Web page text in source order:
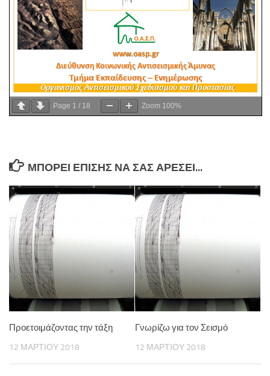
Page 1 / 18 Zoom 100%
ΜΠΟΡΕΊ ΕΠΊΣΗΣ ΝΑ ΣΑΣ ΑΡΈΣΕΙ...
Προετοιμάζοντας την τάξη
12 ΜΑΡΤΊΟΥ 2018
Γνωρίζω για τον Σεισμό
12 ΜΑΡΤΊΟΥ 2018